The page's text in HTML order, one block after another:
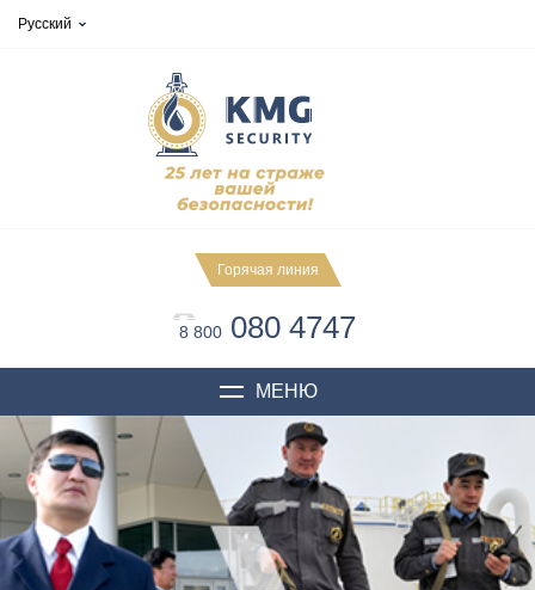
Русский
Горячая линия
8 800 080 4747
МЕНЮ